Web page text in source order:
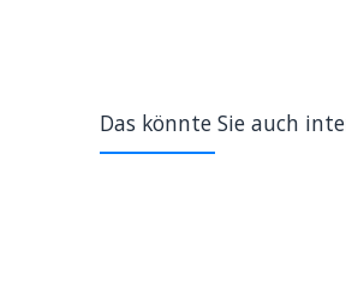
Das könnte Sie auch